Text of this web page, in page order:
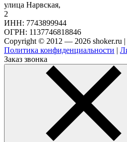
улица Нарвская,
2
ИНН: 7743899944
ОГРН: 1137746818846
Copyright © 2012 — 2026 shoker.ru |
Политика конфиденциальности |
Заказ звонка